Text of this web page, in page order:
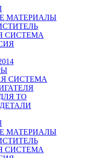
МАТЕРИАЛЫ
СИСТЕМА
СИСТЕМА
ТО
МАТЕРИАЛЫ
СИСТЕМА